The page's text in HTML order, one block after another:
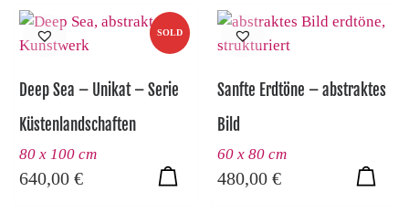
SOLD
Deep Sea – Unikat – Serie
Küstenlandschaften
80 x 100 cm
640,00 €
Sanfte Erdtöne – abstraktes
Bild
60 x 80 cm
480,00€